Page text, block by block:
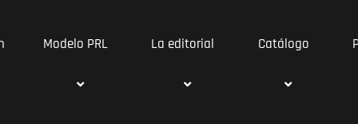
Modelo PRL La editorial Catálogo